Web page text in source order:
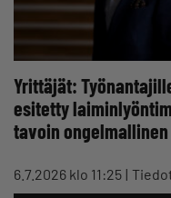
Yrittäjät:
esitetty
tavoin ongelmallinen
6.7.2026 klo 11:25